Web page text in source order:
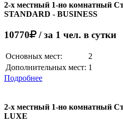
2-х местный 1-но комнатный
STANDARD - BUSINESS
10770 / за 1 чел. в сутки
Основных мест:
2
Дополнительных мест: 1
Подробнее
2-х местный 1-но комнатный
LUXE